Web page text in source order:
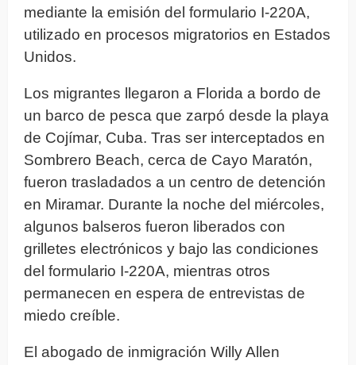
mediante la emisión del formulario I-220A,
utilizado en procesos migratorios en Estados
Unidos.
Los migrantes llegaron a Florida a bordo de
un barco de pesca que zarpó desde la playa
de Cojímar, Cuba. Tras ser interceptados en
Sombrero Beach, cerca de Cayo Maratón,
fueron trasladados a un centro de detención
en Miramar. Durante la noche del miércoles,
algunos balseros fueron liberados con
grilletes electrónicos y bajo las condiciones
del formulario I-220A, mientras otros
permanecen en espera de entrevistas de
miedo creíble.
El abogado de inmigración Willy Allen